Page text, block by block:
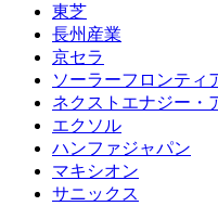
東芝
長州産業
京セラ
ソーラーフロンティ
ネクストエナジー・
エクソル
ハンファジャパン
マキシオン
サニックス